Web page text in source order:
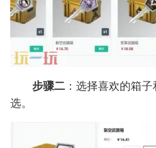
步骤二 ：选择喜欢的箱
选。